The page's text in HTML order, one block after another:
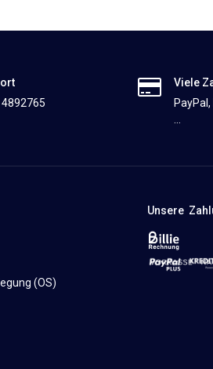
Viele
...
(OS)
Unsere